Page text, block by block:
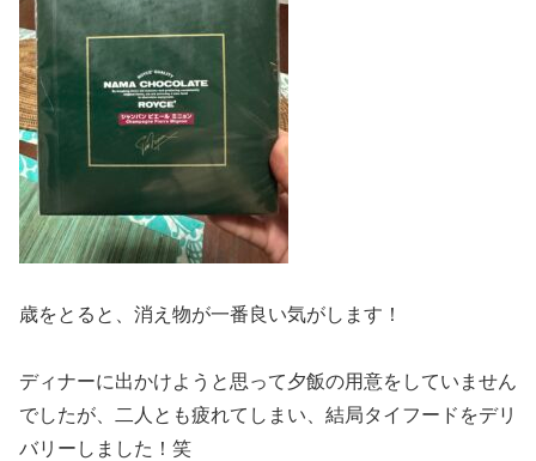
歳をとると、消え物が一番良い気がします！
ディナーに出かけようと思って夕飯の用意をしていません
でしたが、二人とも疲れてしまい、結局タイフードをデリ
バリーしました！笑